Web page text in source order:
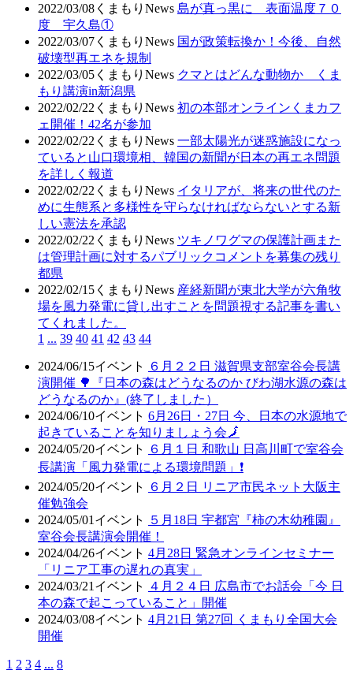
2022/03/08 くまもりNews 島が真っ黒に 表面温度７０
度 宇久島①
2022/03/07 くまもりNews 国が政策転換か！今後、自然
破壊型再エネを規制
2022/03/05 くまもりNews クマとはどんな動物か くま
もり講演in新潟県
2022/02/22 くまもりNews 初の本部オンラインくまカフ
ェ開催！42名が参加
2022/02/22 くまもりNews 一部太陽光が迷惑施設になっ
ていると山口環境相、韓国の新聞が日本の再エネ問題
を詳しく報道
2022/02/22 くまもりNews イタリアが、将来の世代のた
めに生態系と多様性を守らなければならないとする新
しい憲法を承認
2022/02/22 くまもりNews ツキノワグマの保護計画また
は管理計画に対するパブリックコメントを募集の残り
都県
2022/02/15 くまもりNews 産経新聞が東北大学が六角牧
場を風力発電に貸し出すことを問題視する記事を書い
てくれました。
1 ... 39 40 41 42 43 44
2024/06/15イベント
６月２２日 滋賀県支部室谷会長講
演開催 🌳『日本の森はどうなるのか びわ湖水源の森は
どうなるのか』(終了しました）
2024/06/10イベント 6月26日・27日 今、日本の水源地で
起きていることを知りましょう会🗾
2024/05/20イベント
６月１日 和歌山 日高川町で室谷会
長講演「風力発電による環境問題」❗
2024/05/20イベント
６月２日 リニア市民ネット大阪主
催勉強会
2024/05/01 イベント
５月18日 宇都宮『柿の木幼稚園』
室谷会長講演会開催！
2024/04/26イベント 4月28日 緊急オンラインセミナー
「リニア工事の遅れの真実」
2024/03/21 イベント
４月２４日 広島市でお話会「今 日
本の森で起こっていること」開催
2024/03/08イベント 4月21日 第27回 くまもり全国大会
開催
1 2 3 4 ... 8